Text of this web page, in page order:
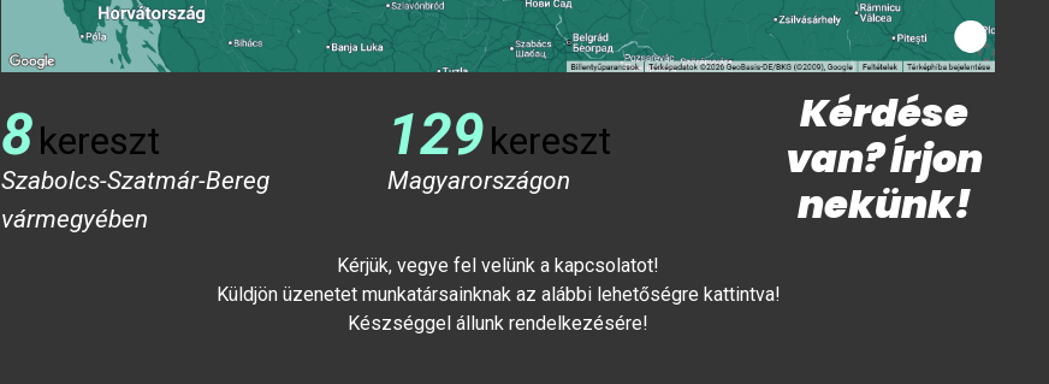
8kereszt
Szabolcs-Szatmár-Bereg
vármegyében
129kereszt
Magyarországon
Kérdése
van? Írjon
nekünk!
Kérjük, vegye fel velünk a kapcsolatot!
Küldjön üzenetet munkatársainknak az alábbi lehetőségre kattintva!
Készséggel állunk rendelkezésére!